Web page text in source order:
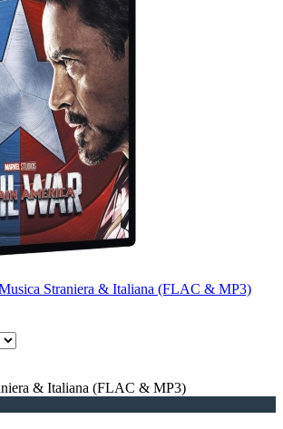
Straniera & Italiana (FLAC & MP3)
& Italiana (FLAC & MP3)